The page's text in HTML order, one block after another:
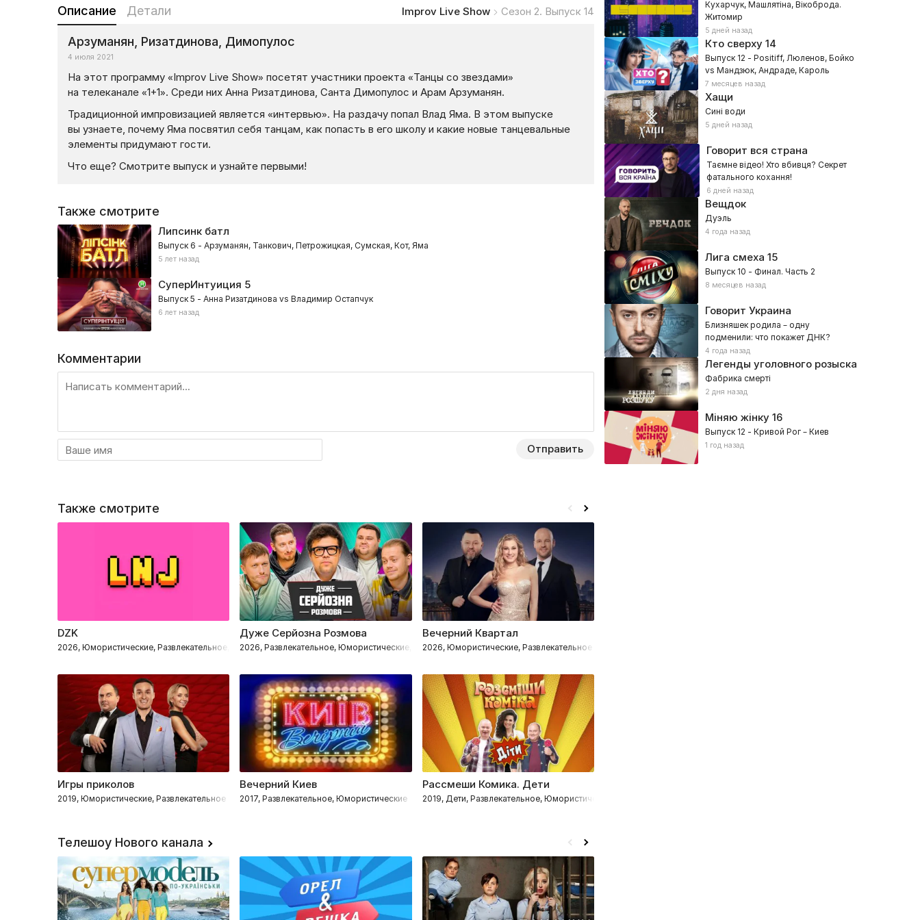
Описание Детали Improv Live Show Сезон 2. Выпуск 14
Арзуманян, Ризатдинова, Димопулос
4 июля 2021
На этот программу «Improv Live Show» посетят участники проекта «Танцы со звездами»
на телеканале «1+1». Среди них Анна Ризатдинова, Санта Димопулос и Арам Арзуманян.
Традиционной импровизацией является «интервью». На раздачу попал Влад Яма. В этом выпуске
вы узнаете, почему Яма посвятил себя танцам, как попасть в его школу и какие новые танцевальные
элементы придумают гости.
Что еще? Смотрите выпуск и узнайте первыми!
Также смотрите
Липсинк батл
Выпуск 6 - Арзуманян, Танкович, Петрожицкая, Сумская, Кот, Яма
5 лет назад
СуперИнтуиция 5
Выпуск 5 - Анна Ризатдинова vs Владимир Остапчук
6 лет назад
Комментарии
Отправить
Кухарчук, Машлятіна, Вікоброда.
Житомир
5 дней назад
Кто сверху14
Выпуск 12 - Positiff, Люленов, Бойко
vs Мандзюк, Андраде, Кароль
7 месяцев назад
Хащи
Сині води
5 дней назад
Говорит вся страна
Таємне відео! Хто вбивця? Секрет
фатального кохання!
6 дней назад
Вещдок
Дуэль
4 года назад
Лига смеха 15
Выпуск 10 - Финал. Часть 2
8 месяцев назад
Говорит Украина
Близняшек родила – одну
подменили: что покажет ДНК?
4 года назад
Легенды уголовного розыска
Фабрика смерті
2 дня назад
Міняю жінку16
Выпуск 12 - Кривой Рог – Киев
1 год назад
Также смотрите
DZK
2026, Юмористические, Развлекательное, Импровизация
Дуже Серйозна Розмова
2026, Развлекательное, Юмористические, Импровизация
Вечерний Квартал
2026, Юмористические, Развлекательное
Игры приколов
2019, Юмористические, Развлекательное
Вечерний Киев
2017, Развлекательное, Юмористические
Рассмеши Комика. Дети
2019, Дети, Развлекательное, Юмористические
Телешоу Нового канала